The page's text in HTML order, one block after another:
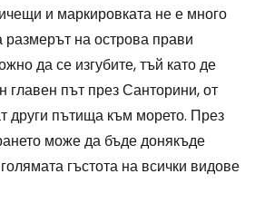
и маркировката не е много
на острова прави
да се изгубите, тъй като де
път през Санторини, от
други пътища към морето. През
може да бъде донякъде
гъстота на всички видове